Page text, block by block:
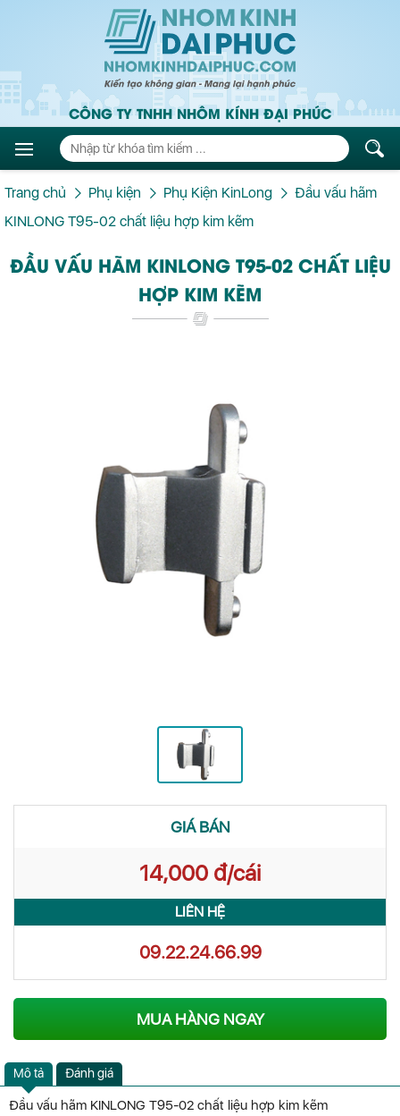
CÔNG TY TNHH NHÔM KÍNH ĐẠI PHÚC
Trang chủ Phụ kiện Phụ Kiện KinLong
Đầu vấu hãm
KINLONG T95-02 chất liệu hợp kim kẽm
ĐẦU VẤU HÃM KINLONG T95-02 CHẤT LIỆU
HỢP KIM KẼM
GIÁ BÁN
14,000 đ/cái
LIÊN HỆ
09.22.24.66.99
MUA HÀNG NGAY
Mô tả Đánh giá
Đầu vấu hãm KINLONG T95-02 chất liệu hợp kim kẽm